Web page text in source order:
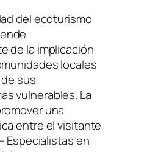
del ecoturismo
de la implicación
locales
sus
vulnerables. La
una
entre el visitante
Especialistas en